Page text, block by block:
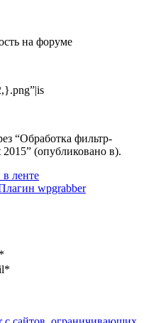
на форуме
“Обработка фильтр-
2015” (опубликовано в).
ленте
wpgrabber